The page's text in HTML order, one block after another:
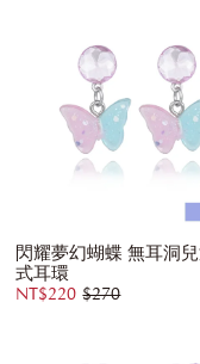
閃耀夢幻蝴蝶 無耳洞
式耳環
NT$220 $270